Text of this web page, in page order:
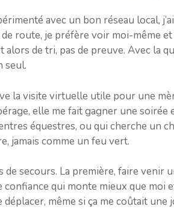
avec un bon réseau local,
route, je préfère voir moi-même
alors de tri, pas de preuve. Avec la
seul.
la visite virtuelle utile pour une
elle me fait gagner une soirée
équestres, ou qui cherche un
jamais comme un feu vert.
de secours. La première, faire
confiance qui monte mieux que
déplacer, même si ça me coûtait